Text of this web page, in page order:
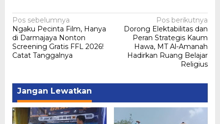
Navigasi
pos
Pos sebelumnya
Ngaku Pecinta Film, Hanya
di Darmajaya Nonton
Screening Gratis FFL 2026!
Catat Tanggalnya
Pos berikutnya
Dorong Elektabilitas dan
Peran Strategis Kaum
Hawa, MT Al-Amanah
Hadirkan Ruang Belajar
Religius
Jangan Lewatkan